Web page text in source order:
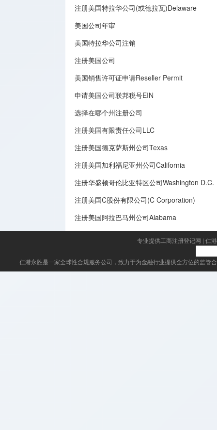
注册美国特拉华公司(或德拉瓦)Delaware
美国公司年审
美国特拉华公司注销
注册美国公司
美国销售许可证申请Reseller Permit
申请美国公司联邦税号EIN
选择在哪个州注册公司
注册美国有限责任公司LLC
注册美国德克萨斯州公司Texas
注册美国加利福尼亚州公司California
注册华盛顿哥伦比亚特区公司Washington D.C.
注册美国C股份有限公司(C Corporation)
注册美国阿拉巴马州公司Alabama
专业提供工商注册登记网 | 仁
仁港永胜是一家全球性合规服务公司，致力于为金融行业提供全方位的监管